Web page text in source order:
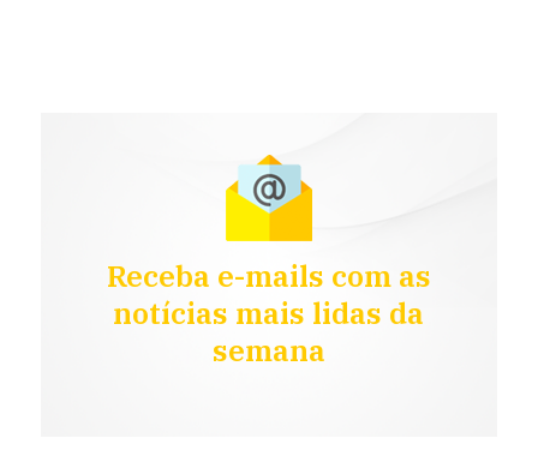
Receba e-mails com as
notícias mais lidas da
semana